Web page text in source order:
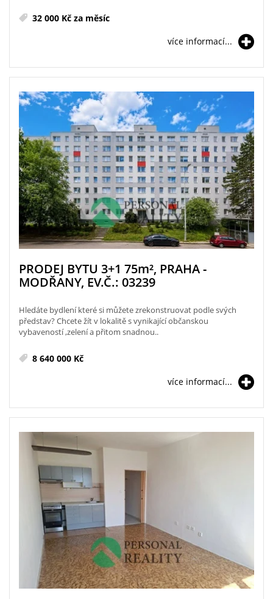
32 000 Kč za měsíc
více informací...
PRODEJ BYTU 3+1 75m², PRAHA -
MODŘANY, EV.Č.: 03239
Hledáte bydlení které si můžete zrekonstruovat podle svých
představ? Chcete žít v lokalitě s vynikající občanskou
vybaveností ,zelení a přitom snadnou..
8 640 000 Kč
více informací...